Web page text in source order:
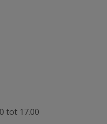
tot 17.00